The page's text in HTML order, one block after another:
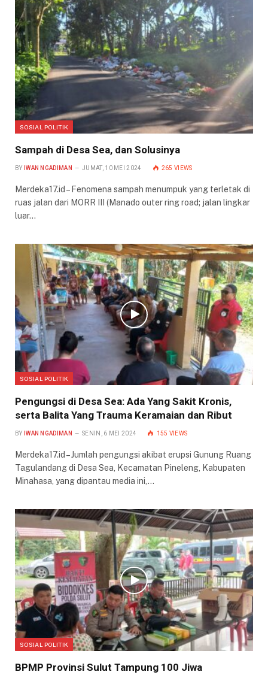
SOSIAL POLITIK
Sampah di Desa Sea, dan Solusinya
BY IWAN NGADIMAN JUMAT, 10 MEI 2024 265VIEWS
Merdeka17.id – Fenomena sampah menumpuk yang terletak di
ruas jalan dari MORR III (Manado outer ring road; jalan lingkar
luar…
SOSIAL POLITIK
Pengungsi di Desa Sea: Ada Yang Sakit Kronis,
serta Balita Yang Trauma Keramaian dan Ribut
BY IWAN NGADIMAN SENIN, 6 MEI 2024 155 VIEWS
Merdeka17.id – Jumlah pengungsi akibat erupsi Gunung Ruang
Tagulandang di Desa Sea, Kecamatan Pineleng, Kabupaten
Minahasa, yang dipantau media ini,…
SOSIAL POLITIK
BPMP Provinsi Sulut Tampung 100 Jiwa